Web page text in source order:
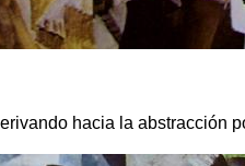
hacia la abstracción